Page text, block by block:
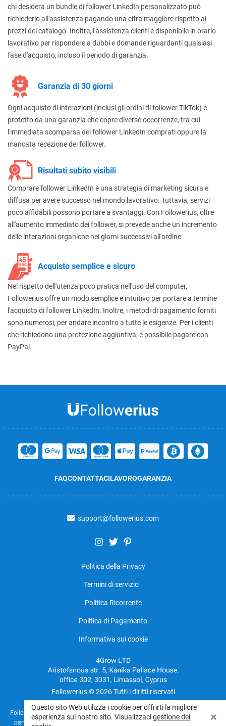
chi desidera un bundle di follower LinkedIn personalizzato può
richiederlo all'assistenza pagando una cifra maggiore rispetto ai
prezzi del catalogo. Inoltre, l'assistenza clienti è disponibile in orario
lavorativo per rispondere a dubbi e domande riguardanti qualsiasi
fase d'acquisto, incluso il periodo di garanzia.
Garanzia di 30 giorni
Ogni acquisto di interazioni (inclusi gli ordini di follower TikTok) è
protetto da una garanzia che copre diverse occorrenze, tra cui
l'immediata scomparsa dei follower LinkedIn comprati oppure la
mancata recezione dei follower.
Risultati subito visibili
Comprare follower LinkedIn è una strategia di marketing sicura e
diffusa per avere successo nel mondo lavorativo. Tuttavia, servizi
poco affidabili possono portare a svantaggi. Con Followerius, oltre
all'aumento immediato dei follower, si prevede anche un incremento
delle interazioni organiche nei giorni successivi all'ordine.
Acquisto semplice e sicuro
Nel rispetto dell'utenza poco pratica nell'uso del computer,
Followerius offre un modo semplice e intuitivo per portare a termine
l'acquisto di follower LinkedIn. Inoltre, i metodi di pagamento forniti
sono numerosi, per andare incontro a tutte le esigenze. Per i clienti
che richiedono una protezione aggiuntiva, è possibile pagare con
PayPal.
FAQCONTATTACILAVOROGARANZIA
Politica della Privacy
Termini di servizio
Politica Ricorrente
Politica di Pagamento
Informativa sui cookie
Followerius © 2026 Tutti i diritti riservati
support@followerius.com
Followerius opera in modo indipendente e non è affiliato, sponsorizzato o in
partnership con nessuna piattaforma di social media (Instagram, TikTok,
Questo sito Web utilizza i cookie per offrirti la migliore
esperienza sul nostro sito. Visualizzacigestione dei